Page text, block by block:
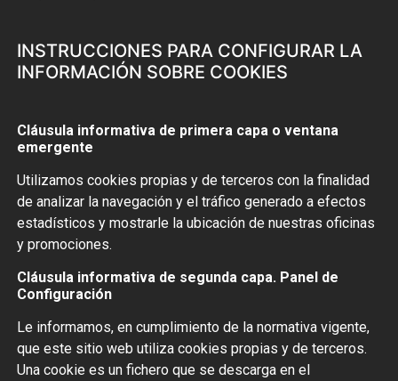
INSTRUCCIONES PARA CONFIGURAR LA
INFORMACIÓN SOBRE COOKIES
Cláusula informativa de primera capa o ventana
emergente
Utilizamos cookies propias y de terceros con la finalidad
de analizar la navegación y el tráfico generado a efectos
estadísticos y mostrarle la ubicación de nuestras oficinas
y promociones.
Cláusula informativa de segunda capa. Panel de
Configuración
Le informamos, en cumplimiento de la normativa vigente,
que este sitio web utiliza cookies propias y de terceros.
Una cookie es un fichero que se descarga en el